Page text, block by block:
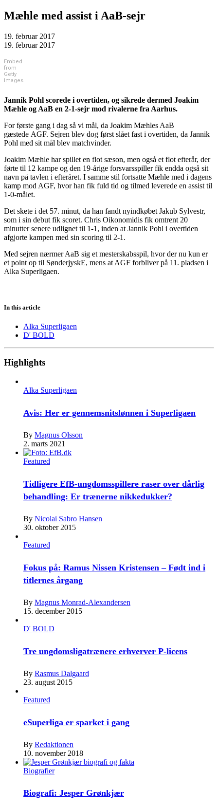
Mæhle med assist i AaB-sejr
19. februar 2017
19. februar 2017
Embed
from
Getty
Images
Jannik Pohl scorede i overtiden, og sikrede dermed Joakim
Mæhle og AaB en 2-1-sejr mod rivalerne fra Aarhus.
For første gang i dag så vi mål, da Joakim Mæhles AaB
gæstede AGF. Sejren blev dog først slået fast i overtiden, da Jannik
Pohl med sit mål blev matchvinder.
Joakim Mæhle har spillet en flot sæson, men også et flot efterår, der
førte til 12 kampe og den 19-årige forsvarsspiller fik endda også sit
navn på tavlen i efteråret. I samme stil fortsatte Mæhle med i dagens
kamp mod AGF, hvor han fik fuld tid og tilmed leverede en assist til
1-0-målet.
Det skete i det 57. minut, da han fandt nyindkøbet Jakub Sylvestr,
som i sin debut fik scoret. Chris Oikonomidis fik omtrent 20
minutter senere udlignet til 1-1, inden at Jannik Pohl i overtiden
afgjorte kampen med sin scoring til 2-1.
Med sejren nærmer AaB sig et mesterskabsspil, hvor der nu kun er
et point op til SønderjyskE, mens at AGF forbliver på 11. pladsen i
Alka Superligaen.
In this article
Alka Superligaen
D' BOLD
Highlights
Alka Superligaen
Avis: Her er gennemsnitslønnen i Superligaen
By Magnus Olsson
2. marts 2021
Featured
Tidligere EfB-ungdomsspillere raser over dårlig
behandling: Er trænerne nikkedukker?
By Nicolai Sabro Hansen
30. oktober 2015
Featured
Fokus på: Ramus Nissen Kristensen – Født ind i
titlernes årgang
By Magnus Monrad-Alexandersen
15. december 2015
D' BOLD
Tre ungdomsligatrænere erhverver P-licens
By Rasmus Dalgaard
23. august 2015
Featured
eSuperliga er sparket i gang
By Redaktionen
10. november 2018
Biografier
Biografi: Jesper Grønkjær